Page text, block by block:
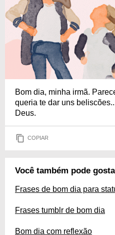
Bom dia, minha irmã.
queria te dar uns
Deus.
COPIAR
Você também pode
Frases de bom dia para
Frases tumblr de bom dia
Bom dia com reflexão